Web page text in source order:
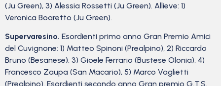
(Ju Green), 3) Alessia Rossetti (Ju Green). Allieve: 1)
Veronica Boaretto (Ju Green).
Supervaresino. Esordienti primo anno Gran Premio Amici
del Cuvignone: 1) Matteo Spinoni (Prealpino), 2) Riccardo
Bruno (Besanese), 3) Gioele Ferrario (Bustese Olonia), 4)
Francesco Zaupa (San Macario), 5) Marco Vaglietti
(Prealpino). Esordienti secondo anno Gran premio G.T.S.